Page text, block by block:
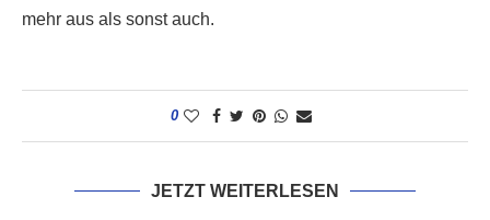
mehr aus als sonst auch.
0
JETZT WEITERLESEN